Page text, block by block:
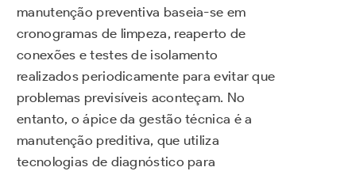
manutenção preventiva baseia-se em
cronogramas de limpeza, reaperto de
conexões e testes de isolamento
realizados periodicamente para evitar que
problemas previsíveis aconteçam. No
entanto, o ápice da gestão técnica é a
manutenção preditiva, que utiliza
tecnologias de diagnóstico para